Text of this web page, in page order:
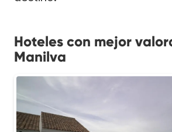
Hoteles con mejor
Manilva